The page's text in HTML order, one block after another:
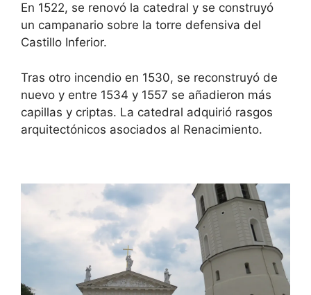
En 1522, se renovó la catedral y se construyó
un campanario sobre la torre defensiva del
Castillo Inferior.
Tras otro incendio en 1530, se reconstruyó de
nuevo y entre 1534 y 1557 se añadieron más
capillas y criptas. La catedral adquirió rasgos
arquitectónicos asociados al Renacimiento.